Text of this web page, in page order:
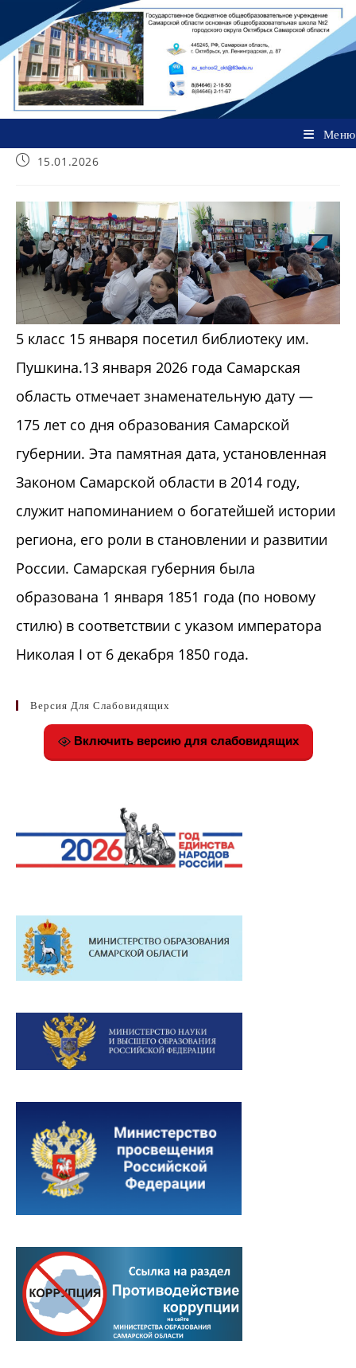
содержимому
Меню
Запись15.01.2026
5 класс 15 января посетил библиотеку им.
Пушкина.13 января 2026 года Самарская
область отмечает знаменательную дату —
175 лет со дня образования Самарской
губернии. Эта памятная дата, установленная
Законом Самарской области в 2014 году,
служит напоминанием о богатейшей истории
региона, его роли в становлении и развитии
России. Самарская губерния была
образована 1 января 1851 года (по новому
стилю) в соответствии с указом императора
Николая I от 6 декабря 1850 года.
Версия Для Слабовидящих
Включить версию для слабовидящих